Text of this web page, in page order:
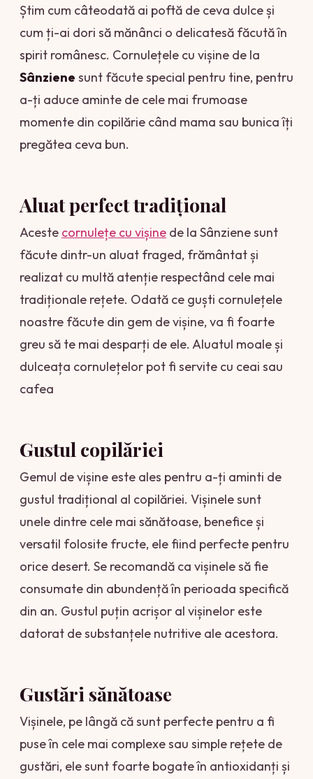
Știm cum câteodată ai poftă de ceva dulce și
cum ți-ai dori să mănânci o delicatesă făcută în
spirit românesc. Cornulețele cu vișine de la
Sânziene sunt făcute special pentru tine, pentru
a-ți aduce aminte de cele mai frumoase
momente din copilărie când mama sau bunica îți
pregătea ceva bun.
Aluat perfect tradițional
Aceste cornulețe cu vișine de la Sânziene sunt
făcute dintr-un aluat fraged, frământat și
realizat cu multă atenție respectând cele mai
tradiționale rețete. Odată ce guști cornulețele
noastre făcute din gem de vișine, va fi foarte
greu să te mai desparți de ele. Aluatul moale și
dulceața cornulețelor pot fi servite cu ceai sau
cafea
Gustul copilăriei
Gemul de vișine este ales pentru a-ți aminti de
gustul tradițional al copilăriei. Vișinele sunt
unele dintre cele mai sănătoase, benefice și
versatil folosite fructe, ele fiind perfecte pentru
orice desert. Se recomandă ca vișinele să fie
consumate din abundență în perioada specifică
din an. Gustul puțin acrișor al vișinelor este
datorat de substanțele nutritive ale acestora.
Gustări sănătoase
Vișinele, pe lângă că sunt perfecte pentru a fi
puse în cele mai complexe sau simple rețete de
gustări, ele sunt foarte bogate în antioxidanți și